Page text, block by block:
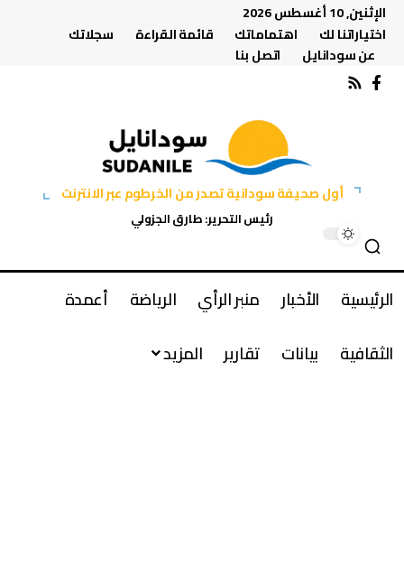
الإثنين, 10 أغسطس 2026
اختياراتنا لك
اهتماماتك قائمة القراءة
سجلاتك
عن سودانايل
اتصل بنا
أول صحيفة سودانية تصدر من الخرطوم عبر الانترنت
رئيس التحرير: طارق الجزولي
الرئيسية الأخبار منبر الرأي الرياضة
أعمدة
الثقافية
بيانات تقارير المزيد